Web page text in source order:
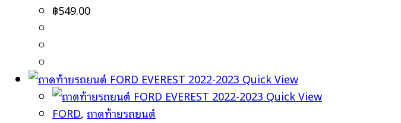
฿549.00
Quick View
Quick View
FORD, ถาดท้ายรถยนต์